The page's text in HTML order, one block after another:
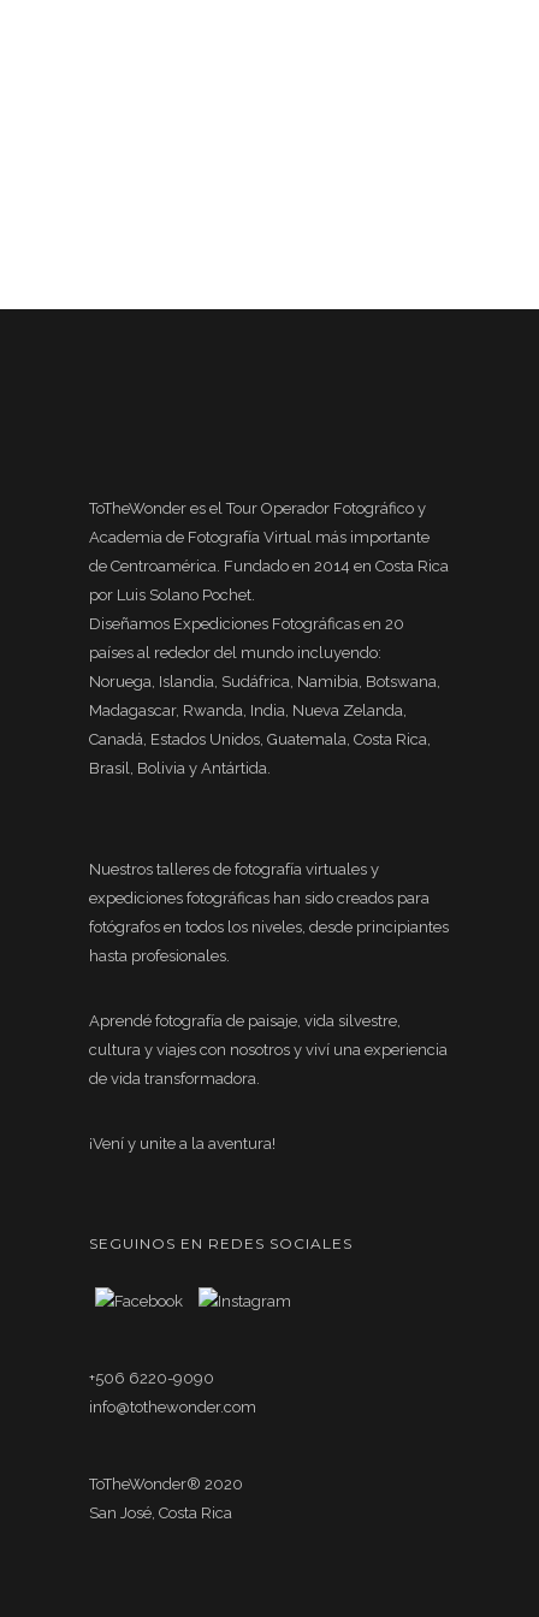
ToTheWonder es el Tour Operador Fotográfico y
Academia de Fotografía Virtual más importante
de Centroamérica. Fundado en 2014 en Costa Rica
por Luis Solano Pochet.
Diseñamos Expediciones Fotográficas en 20
países al rededor del mundo incluyendo:
Noruega, Islandia, Sudáfrica, Namibia, Botswana,
Madagascar, Rwanda, India, Nueva Zelanda,
Canadá, Estados Unidos, Guatemala, Costa Rica,
Brasil, Bolivia y Antártida.
Nuestros talleres de fotografía virtuales y
expediciones fotográficas han sido creados para
fotógrafos en todos los niveles, desde principiantes
hasta profesionales.
Aprendé fotografía de paisaje, vida silvestre,
cultura y viajes con nosotros y viví una experiencia
de vida transformadora.
¡Vení y unite a la aventura!
SEGUINOS EN REDES SOCIALES
+506 6220-9090
info@tothewonder.com
ToTheWonder® 2020
San José, Costa Rica